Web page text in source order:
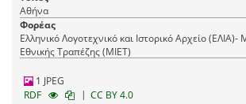
Αθήνα
Φορέας
Ελληνικό Λογοτεχνικό και Ιστορικό Αρχείο
Εθνικής Τραπέζης (ΜΙΕΤ)
1 JPEG
RDF
| CC BY 4.0